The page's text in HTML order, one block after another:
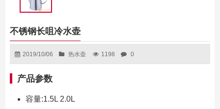
不锈钢长咀冷水壶
2019/10/06 热水壶 1198 0
产品参数
容量:1.5L 2.0L